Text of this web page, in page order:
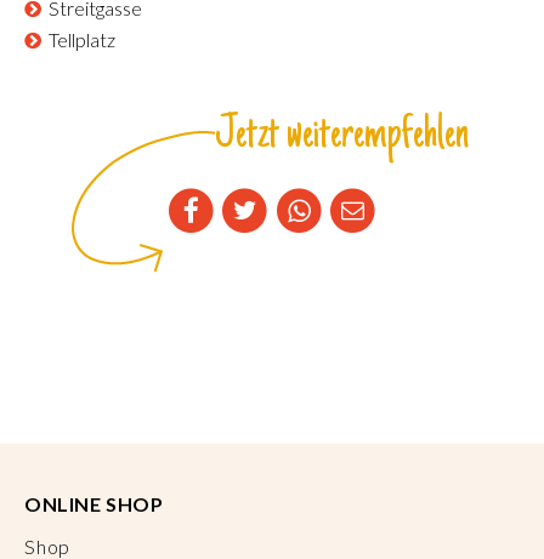
Streitgasse
Tellplatz
Jetzt weiterempfehlen
ONLINE SHOP
Shop